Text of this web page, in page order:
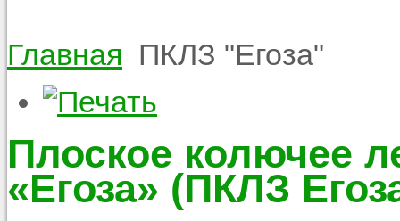
Главная ПКЛЗ "Егоза"
Плоское колючее
«Егоза» (ПКЛЗ